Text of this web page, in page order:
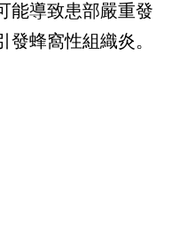
能導致患部嚴重發
蜂窩性組織炎。